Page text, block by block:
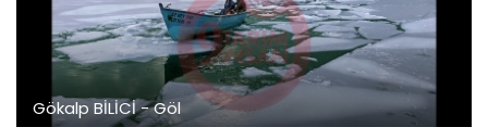
Gökalp BİLİCİ - Göl